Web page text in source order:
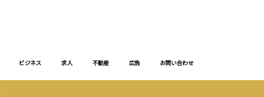
ビジネス 求人 不動産 広告 お問い合わせ